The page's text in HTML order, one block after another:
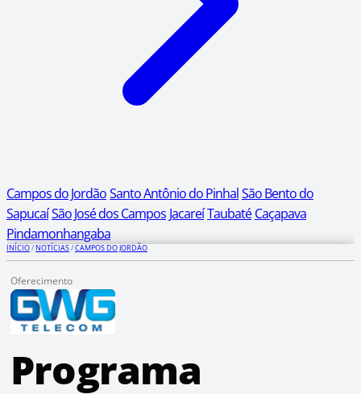
Campos do JordãoSanto Antônio do PinhalSão Bento do
SapucaíSão José dos Campos JacareíTaubaté Caçapava
Pindamonhangaba
INÍCIO/NOTÍCIAS/CAMPOS DO JORDÃO
Oferecimento
Programa